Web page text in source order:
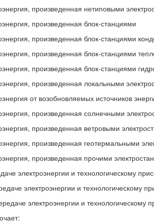
произведенная нетиповыми
произведенная блок-станциями
произведенная блок-станциями
произведенная блок-станциями
произведенная блок-станциями
произведенная локальными
от возобновляемых источников
произведенная солнечными
произведенная ветровыми
произведенная геотермальными
произведенная прочими
электроэнергии и технологическому
электроэнергии и технологическому
электроэнергии и